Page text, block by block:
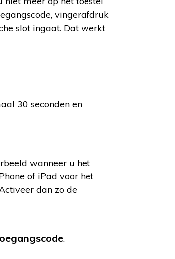
vingerafdruk
slot ingaat. Dat werkt
30 seconden en
wanneer u het
of iPad voor het
dan zo de
.